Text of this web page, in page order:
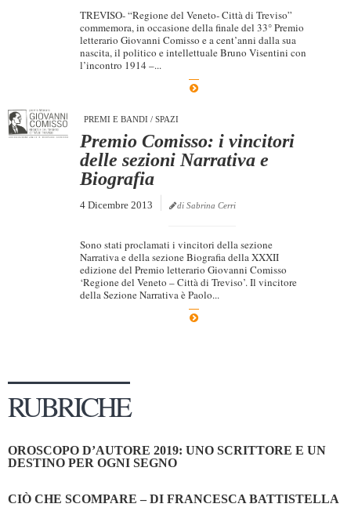
TREVISO- “Regione del Veneto- Città di Treviso”
commemora, in occasione della finale del 33° Premio
letterario Giovanni Comisso e a cent’anni dalla sua
nascita, il politico e intellettuale Bruno Visentini con
l’incontro 1914 –...
PREMI E BANDI / SPAZI
Premio Comisso: i vincitori
delle sezioni Narrativa e
Biografia
4 Dicembre 2013 di Sabrina Cerri
Sono stati proclamati i vincitori della sezione
Narrativa e della sezione Biografia della XXXII
edizione del Premio letterario Giovanni Comisso
‘Regione del Veneto – Città di Treviso’. Il vincitore
della Sezione Narrativa è Paolo...
RUBRICHE
OROSCOPO D’AUTORE 2019: UNO SCRITTORE E UN
DESTINO PER OGNI SEGNO
CIÒ CHE SCOMPARE – DI FRANCESCA BATTISTELLA